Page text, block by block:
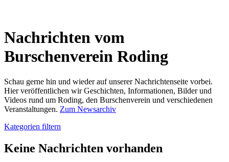
Nachrichten vom
Burschenverein Roding
Schau gerne hin und wieder auf unserer Nachrichtenseite vorbei.
Hier veröffentlichen wir Geschichten, Informationen, Bilder und
Videos rund um Roding, den Burschenverein und verschiedenen
Veranstaltungen. Zum Newsarchiv
Kategorien filtern
Keine Nachrichten vorhanden